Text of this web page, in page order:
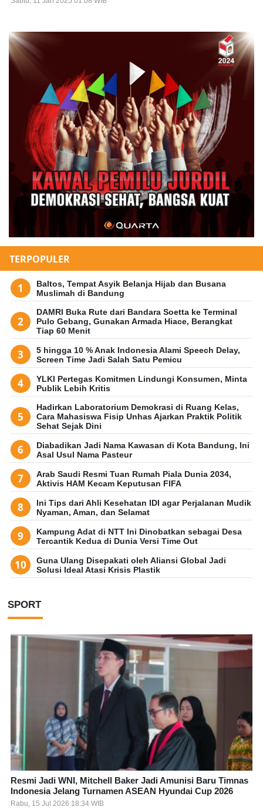
TERPOPULER
Baltos, Tempat Asyik Belanja Hijab dan Busana
Muslimah di Bandung
DAMRI Buka Rute dari Bandara Soetta ke Terminal
Pulo Gebang, Gunakan Armada Hiace, Berangkat
Tiap 60 Menit
5 hingga 10 % Anak Indonesia Alami Speech Delay,
Screen Time Jadi Salah Satu Pemicu
YLKI Pertegas Komitmen Lindungi Konsumen, Minta
Publik Lebih Kritis
Hadirkan Laboratorium Demokrasi di Ruang Kelas,
Cara Mahasiswa Fisip Unhas Ajarkan Praktik Politik
Sehat Sejak Dini
Diabadikan Jadi Nama Kawasan di Kota Bandung, Ini
Asal Usul Nama Pasteur
Arab Saudi Resmi Tuan Rumah Piala Dunia 2034,
Aktivis HAM Kecam Keputusan FIFA
Ini Tips dari Ahli Kesehatan IDI agar Perjalanan Mudik
Nyaman, Aman, dan Selamat
Kampung Adat di NTT Ini Dinobatkan sebagai Desa
Tercantik Kedua di Dunia Versi Time Out
Guna Ulang Disepakati oleh Aliansi Global Jadi
Solusi Ideal Atasi Krisis Plastik
SPORT
Resmi Jadi WNI, Mitchell Baker Jadi Amunisi Baru Timnas
Indonesia Jelang Turnamen ASEAN Hyundai Cup 2026
Rabu, 15 Jul 2026 18:34 WIB